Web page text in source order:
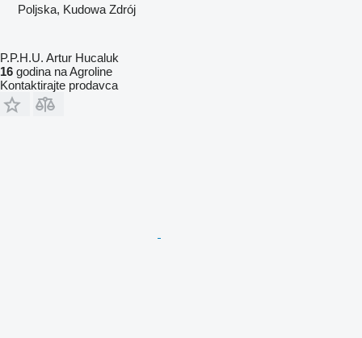
Poljska, Kudowa Zdrój
P.P.H.U. Artur Hucaluk
16 godina na Agroline
Kontaktirajte prodavca